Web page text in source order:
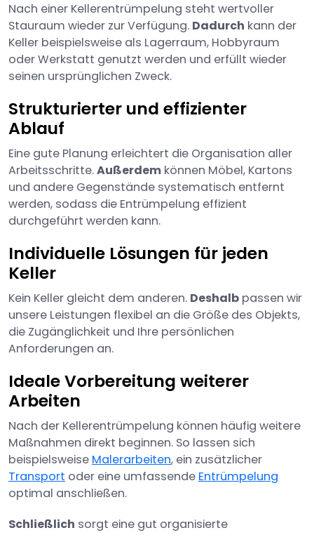
Nach einer Kellerentrümpelung steht wertvoller
Stauraum wieder zur Verfügung. Dadurch kann der
Keller beispielsweise als Lagerraum, Hobbyraum
oder Werkstatt genutzt werden und erfüllt wieder
seinen ursprünglichen Zweck.
Strukturierter und effizienter
Ablauf
Eine gute Planung erleichtert die Organisation aller
Arbeitsschritte.Außerdem können Möbel, Kartons
und andere Gegenstände systematisch entfernt
werden, sodass die Entrümpelung effizient
durchgeführt werden kann.
Individuelle Lösungen für jeden
Keller
Kein Keller gleicht dem anderen. Deshalb passen wir
unsere Leistungen flexibel an die Größe des Objekts,
die Zugänglichkeit und Ihre persönlichen
Anforderungen an.
Ideale Vorbereitung weiterer
Arbeiten
Nach der Kellerentrümpelung können häufig weitere
Maßnahmen direkt beginnen. So lassen sich
beispielsweise Malerarbeiten, ein zusätzlicher
Transport oder eine umfassende Entrümpelung
optimal anschließen.
Schließlich sorgt eine gut organisierte